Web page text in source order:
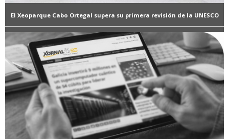
El Xeoparque Cabo Ortegal supera su primera revisión de la UNESCO